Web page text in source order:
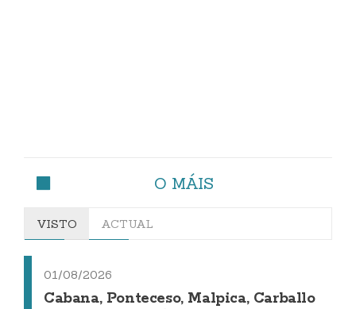
O MÁIS
VISTO ACTUAL
01/08/2026
Cabana, Ponteceso, Malpica, Carballo